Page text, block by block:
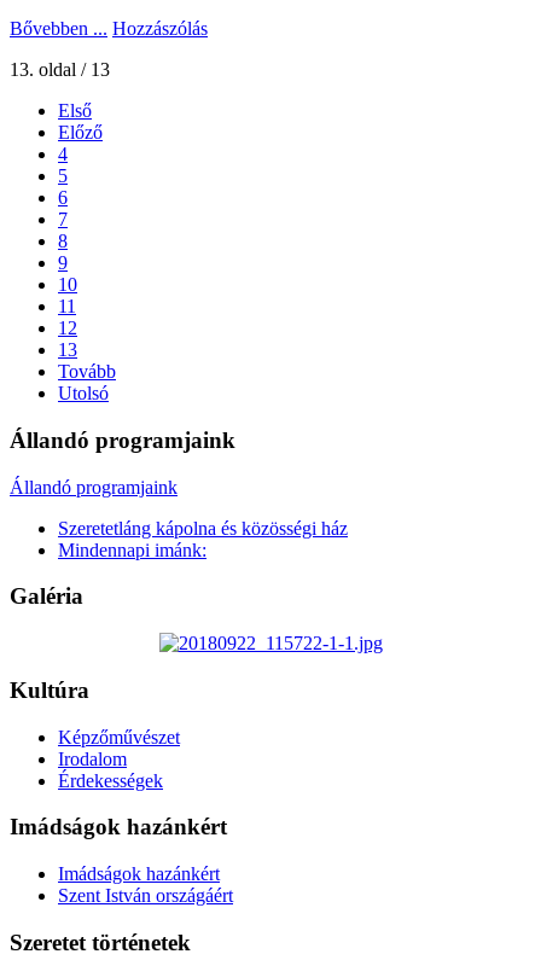
Bővebben ... Hozzászólás
13. oldal / 13
Első
Előző
4
5
6
7
8
9
10
11
12
13
Tovább
Utolsó
Állandó programjaink
Állandó programjaink
Szeretetláng kápolna és közösségi ház
Mindennapi imánk:
Galéria
Kultúra
Képzőművészet
Irodalom
Érdekességek
Imádságok hazánkért
Imádságok hazánkért
Szent István országáért
Szeretet történetek